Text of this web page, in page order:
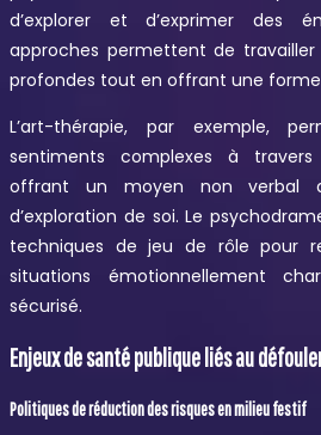
d’explorer et d’exprimer des
approches permettent de travailler
profondes tout en offrant une
L’art-thérapie, par exemple,
sentiments complexes à
offrant un moyen non verbal
d’exploration de soi. Le
techniques de jeu de rôle pour
situations émotionnellement
sécurisé.
Enjeux de santé publique liés au
Politiques de réduction des risques en milieu festif